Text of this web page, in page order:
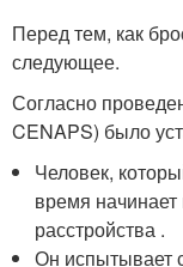
Перед тем, как
следующее.
Согласно
CENAPS) было
Человек,
время
расстройства .
Он испытывает